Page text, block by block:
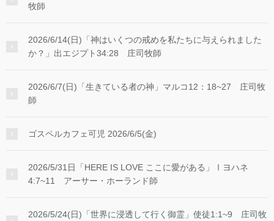
牧師
2026/6/14(日)「神はいくつの戒めを私たちに与えられました
か？」出エジプト34:28 庄司牧師
2026/6/7(日)「生きている者の神」マルコ12：18~27 庄司牧
師
ゴスペルカフェ可児 2026/6/5(金)
2026/5/31日「HERE IS LOVE ここに愛がある」Ⅰヨハネ
4:7~11 アーサー・ホーランド師
2026/5/24(日)「世界に浸透して行く御霊」使徒1:1~9 庄司牧